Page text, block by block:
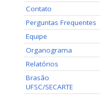
Contato
Perguntas Frequentes
Equipe
Organograma
Relatórios
Brasão
UFSC/SECARTE